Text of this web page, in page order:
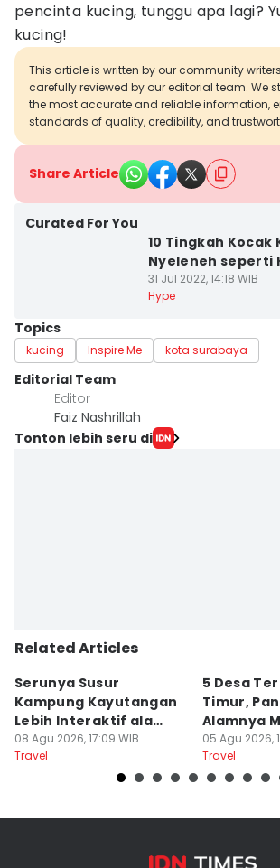
pencinta kucing, tunggu apa lagi?
kucing!
This article is written by our community
carefully reviewed by our editorial team. We
the most accurate and reliable information,
standards of quality, credibility, and
Share Article
Curated For You
10 Tingkah Kocak
Nyeleneh seperti
31 Jul 2022, 14:18 WIB
Hype
Topics
kucing Inspire Me kota surabaya
Editorial Team
Editor
Faiz Nashrillah
Tonton lebih seru di
Related Articles
Serunya Susur
Kampung Kayutangan
Lebih Interaktif ala
Kelana Race
08 Agu 2026, 17:09 WIB
Travel
5 Desa
Timur,
Alamnya
05 Agu 2026,
Travel